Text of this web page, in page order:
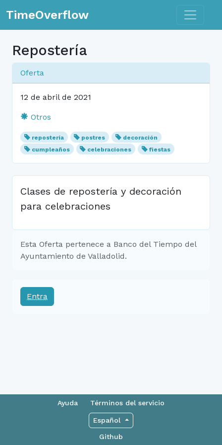
TimeOverflow Toggle
Repostería
Oferta
12 de abril de 2021
Otros
repostería postres
decoración
cumpleaños
celebraciones fiestas
Clases de repostería y decoración
para celebraciones
Esta Oferta pertenece a Banco del Tiempo del
Ayuntamiento de Valladolid.
Entra
Ayuda Términos del servicio
Español
Github